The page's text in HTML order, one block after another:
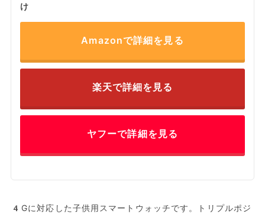
け
Amazonで詳細を見る
楽天で詳細を見る
ヤフーで詳細を見る
4Gに対応した子供用スマートウォッチです。トリプルポジ